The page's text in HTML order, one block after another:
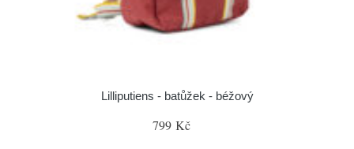
Lilliputiens - batůžek - béžový
799 Kč